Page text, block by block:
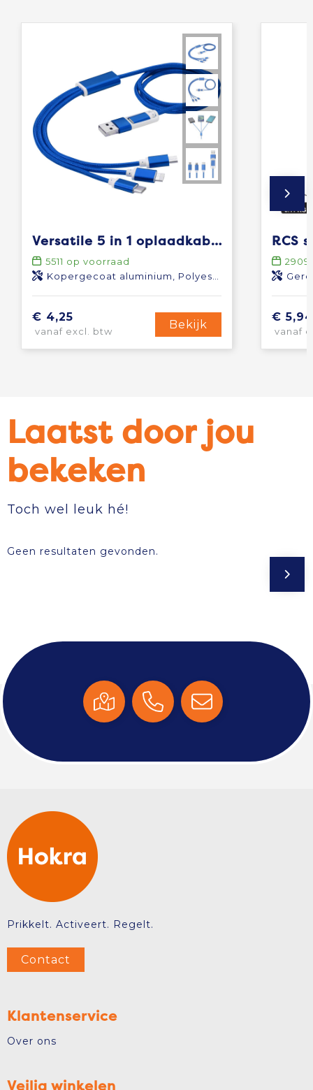
Versatile 5 in 1 oplaadkabel
5511 op voorraad
Kopergecoat aluminium, Polyester
€ 4,25
vanaf excl. btw
Bekijk
2909
€ 5,94
vanaf
Laatst door jou
bekeken
Toch wel leuk hé!
Geen resultaten gevonden.
Prikkelt. Activeert. Regelt.
Contact
Klantenservice
Over ons
Veilig winkelen